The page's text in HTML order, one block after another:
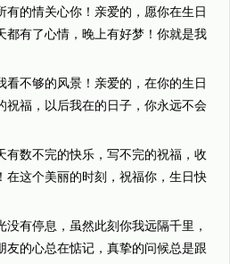
有的情关心你！亲爱的，愿你在生日
都有了心情，晚上有好梦！你就是我
看不够的风景！亲爱的，在你的生日
祝福，以后我在的日子，你永远不会
有数不完的快乐，写不完的祝福，收
在这个美丽的时刻，祝福你，生日快
有停息，虽然此刻你我远隔千里，
友的心总在惦记，真挚的问候总是跟